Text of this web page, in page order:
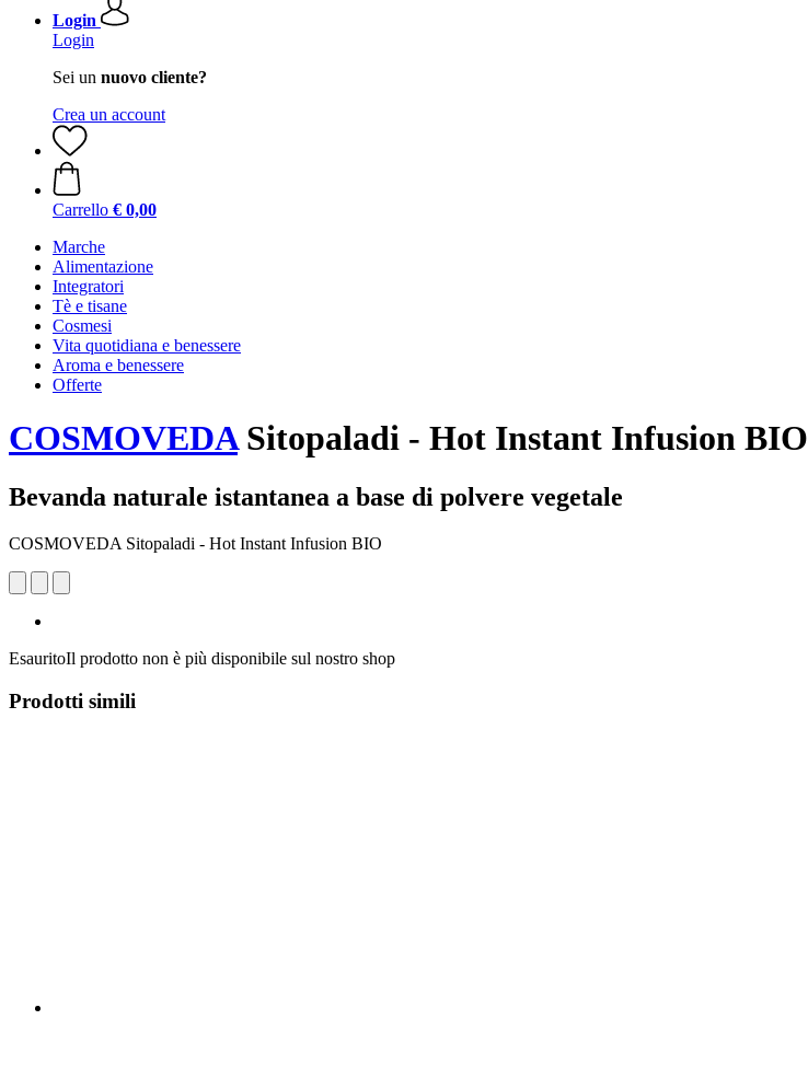
Login
Login
Sei un nuovo cliente?
Crea un account
Carrello € 0,00
Marche
Alimentazione
Integratori
Tè e tisane
Cosmesi
Vita quotidiana e benessere
Aroma e benessere
Offerte
COSMOVEDASitopaladi - Hot Instant Infusion BIO
Bevanda naturale istantanea a base di polvere vegetale
COSMOVEDA Sitopaladi - Hot Instant Infusion BIO
EsauritoIl prodotto non è più disponibile sul nostro shop
Prodotti simili